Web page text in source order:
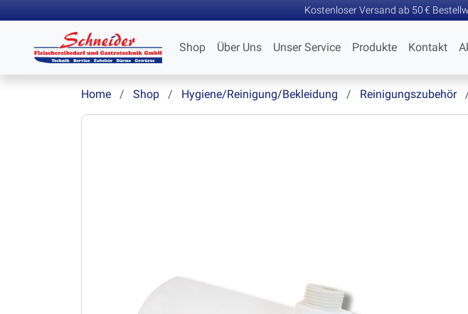
Kostenloser Versand ab 50 €
Shop Über Uns Unser Service Produkte Kontakt
Home Shop Hygiene/Reinigung/Bekleidung Reinigungszubehör